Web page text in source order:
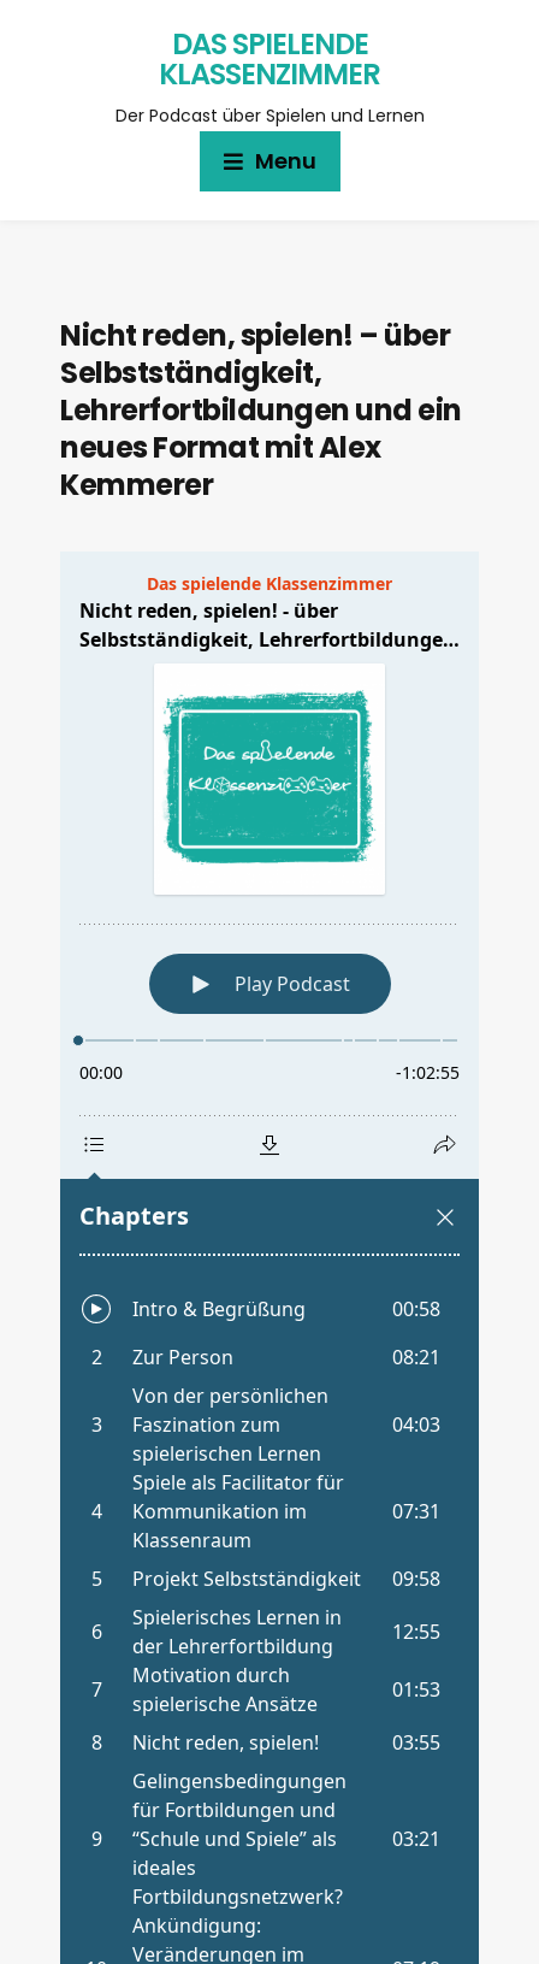
DAS SPIELENDE
KLASSENZIMMER
Der Podcast über Spielen und Lernen
Menu
Nicht reden, spielen! – über
Selbstständigkeit,
Lehrerfortbildungen und ein
neues Format mit Alex
Kemmerer